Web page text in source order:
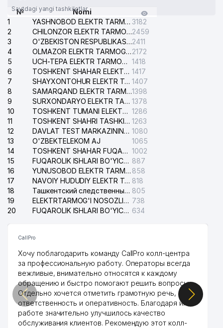
Saytdagi yangi tashkilotlar
№
Nomi
1
YASHNOBOD ELEKTR TARMOG'I NOSOZLIKLARI XIZMATI 3182
2
CHILONZOR ELEKTR TARMOG'I NOSOZLIK XIZMATI2459
3
O'ZBEKISTON RESPUBLIKASI BOSH PROKURATURASI ISHONCH TELEFONI2411
4
OLMAZOR ELEKTR TARMOG'I NOSOZLIKLARI XIZMATI2172
5
UCH-TEPA ELEKTR TARMOG'I NOSOZLIKLARI XIZMATI 1418
6
TOSHKENT SHAHAR ELEKTR TARMOQLARI KORXONASI AJ 1417
7
SHAYXONTOHUR ELEKTR TARMOG'I NOSOZLIKLARINI TUZATISH XIZMATI 1407
8
SAMARQAND ELEKTR TARMOQLARI AJ1398
9
SURXONDARYO ELEKTR TARMOQLARI AJ 1378
10
TOSHKENT TUMANI ELEKTR TARMOG'I AVARIYA XIZMATI 1286
11
TOSHKENT SHAHRI TASHKILOT TELEFONLARI HAQIDA MA'LUMOT BYUROSI 1263
12
DAVLAT TEST MARKAZINING ISHONCH TELEFONLARI 1080
13
O'ZBEKTELEKOM AJ
1065
14
TOSHKENT SHAHAR FUQAROLIK ISHLARI BO'YICHA SUDI 1002
15
FUQAROLIK ISHLARI BO'YICHA YAKKASAROY TUMANLARARO SUDI 887
16
YUNUSOBOD ELEKTR TARMOG'I NOSOZLIKLARI XIZMATI 858
17
NAVOIY HUDUDIY ELEKTR TARMOQLARI KORXONASI AJ 818
18
Ташкентский следственный изолятор 805
19
ELEKTRTARMOG'I NOSOZLIKLARINI TO'ZATISH SERGELI XIZMATI 738
20
FUQAROLIK ISHLARI BO'YICHA UCH-TEPA TUMANI SUDI 634
CallPro
Хочу поблагодарить команду CallPro колл-центра
за профессиональную работу. Операторы всегда
вежливые, внимательно относятся к каждому
обращению и быстро помогают решить вопросы.
Отдельно хочется отметить грамотную речь,
ответственность и оперативность. Благодаря их
работе значительно улучшилось качество
обслуживания клиентов. Рекомендую этот колл-